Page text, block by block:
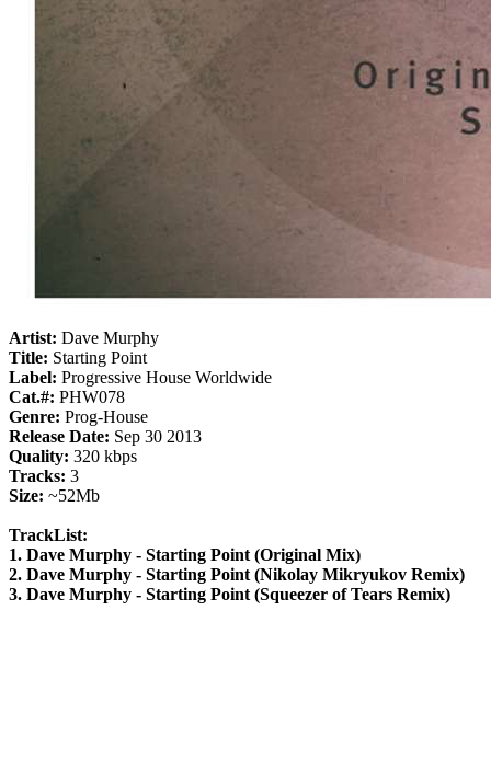
Artist: Dave Murphy
Title: Starting Point
Label: Progressive House Worldwide
Cat.#: PHW078
Genre: Prog-House
Release Date: Sep 30 2013
Quality: 320 kbps
Tracks: 3
Size: ~52Mb
TrackList:
1. Dave Murphy - Starting Point (Original Mix)
2. Dave Murphy - Starting Point (Nikolay Mikryukov Remix)
3. Dave Murphy - Starting Point (Squeezer of Tears Remix)